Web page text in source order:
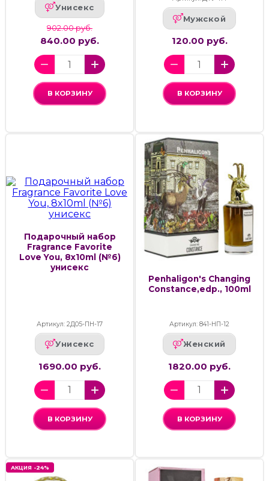
Унисекс
902.00 руб.
840.00 руб.
В КОРЗИНУ
Мужской
120.00 руб.
В КОРЗИНУ
Подарочный набор
Fragrance Favorite
Love You, 8x10ml (№6)
унисекс
Артикул: 2Д05-ПН-17
Унисекс
1690.00 руб.
В КОРЗИНУ
Penhaligon's Changing
Constance,edp., 100ml
Артикул: 841-НП-12
Женский
1820.00 руб.
В КОРЗИНУ
АКЦИЯ -24%